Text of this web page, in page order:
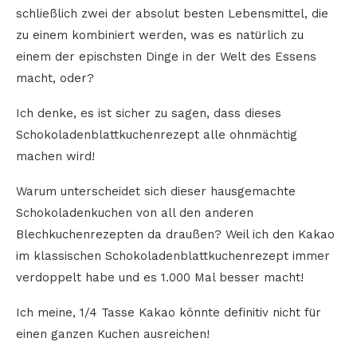
schließlich zwei der absolut besten Lebensmittel, die
zu einem kombiniert werden, was es natürlich zu
einem der epischsten Dinge in der Welt des Essens
macht, oder?
Ich denke, es ist sicher zu sagen, dass dieses
Schokoladenblattkuchenrezept alle ohnmächtig
machen wird!
Warum unterscheidet sich dieser hausgemachte
Schokoladenkuchen von all den anderen
Blechkuchenrezepten da draußen? Weil ich den Kakao
im klassischen Schokoladenblattkuchenrezept immer
verdoppelt habe und es 1.000 Mal besser macht!
Ich meine, 1/4 Tasse Kakao könnte definitiv nicht für
einen ganzen Kuchen ausreichen!